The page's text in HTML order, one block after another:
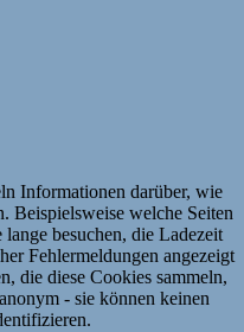
Informationen darüber, wie
Beispielsweise welche Seiten
besuchen, die Ladezeit
Fehlermeldungen angezeigt
die diese Cookies sammeln,
- sie können keinen